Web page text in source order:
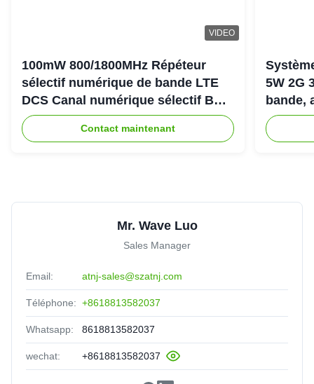
VIDEO
100mW 800/1800MHz Répéteur
sélectif numérique de bande LTE
DCS Canal numérique sélectif Bda
Pico Répéteur
Contact maintenant
5W 2G
bande,
Mr. Wave Luo
Sales Manager
Email: atnj-sales@szatnj.com
Téléphone: +8618813582037
Whatsapp: 8618813582037
wechat: +8618813582037